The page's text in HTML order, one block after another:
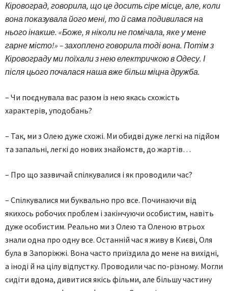
Кіровоград, говорила, що це досить сіре місце, але, коли
вона показувала його мені, то й сама подивилася на
нього інакше. «Боже, я ніколи не помічала, яке у мене
гарне місто!» – захоплено говорила тоді вона. Потім з
Кіровограду ми поїхали з нею електричкою в Одесу. І
після цього почалася наша вже більш міцна дружба.
– Чи поєднувала вас разом із нею якась схожість
характерів, уподобань?
– Так, ми з Олею дуже схожі. Ми обидві дуже легкі на підйом
та запальні, легкі до нових знайомств, до жартів…
– Про що зазвичай спілкувалися і як проводили час?
– Спілкувалися ми буквально про все. Починаючи від
якихось робочих проблем і закінчуючи особистим, навіть
дуже особистим. Реально ми з Олею та Оленою втрьох
знали одна про одну все. Останній час я живу в Києві, Оля
була в Запоріжжі. Вона часто приїздила до мене на вихідні,
а іноді й на цілу відпустку. Проводили час по-різному. Могли
сидіти вдома, дивитися якісь фільми, але більшу частину